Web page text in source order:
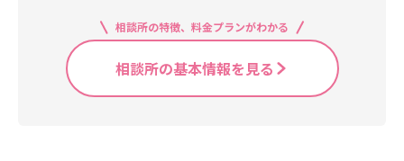
相談所の特徴、料金プランがわかる
相談所の基本情報を見る